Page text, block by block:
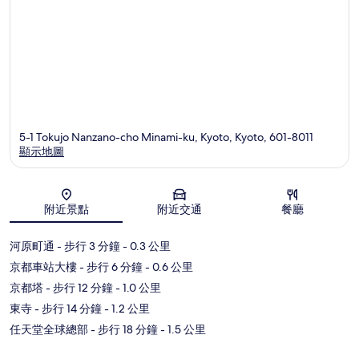
地圖
5-1 Tokujo Nanzano-cho Minami-ku, Kyoto, Kyoto, 601-8011
顯示地圖
附近景點 附近交通 餐廳
河原町通 - 步行 3 分鐘- 0.3 公里
京都車站大樓- 步行 6 分鐘- 0.6 公里
京都塔- 步行 12 分鐘- 1.0 公里
東寺- 步行 14 分鐘- 1.2 公里
任天堂全球總部- 步行 18 分鐘- 1.5 公里